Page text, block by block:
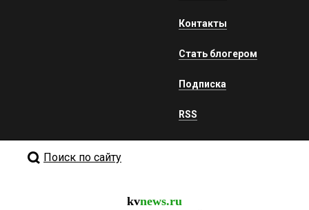
Контакты
Стать блогером
Подписка
RSS
Поиск по сайту
kvnews.ru